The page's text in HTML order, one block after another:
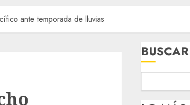
ante temporada de lluvias
BUSCAR